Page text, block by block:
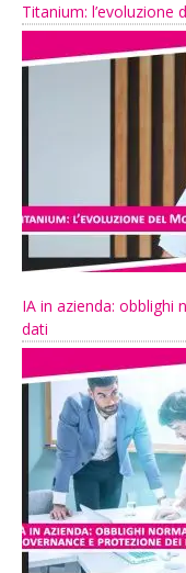
Titanium: l’evoluzione
IA in azienda: obblighi
dati